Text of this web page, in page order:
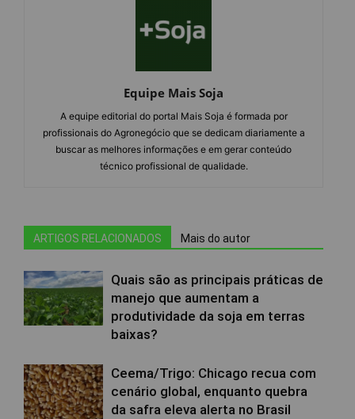
Equipe Mais Soja
A equipe editorial do portal Mais Soja é formada por
profissionais do Agronegócio que se dedicam diariamente a
buscar as melhores informações e em gerar conteúdo
técnico profissional de qualidade.
ARTIGOS RELACIONADOS Mais do autor
Quais são as principais práticas de
manejo que aumentam a
produtividade da soja em terras
baixas?
Ceema/Trigo: Chicago recua com
cenário global, enquanto quebra
da safra eleva alerta no Brasil